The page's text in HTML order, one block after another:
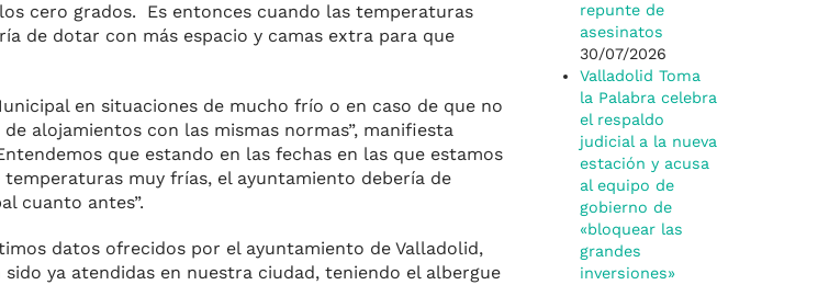
cero grados. Es entonces cuando las temperaturas
de dotar con más espacio y camas extra para que
en situaciones de mucho frío o en caso de que no
alojamientos con las mismas normas”, manifiesta
que estando en las fechas en las que estamos
muy frías, el ayuntamiento debería de
cuanto antes”.
datos ofrecidos por el ayuntamiento de Valladolid,
ya atendidas en nuestra ciudad, teniendo el albergue
repunte de
asesinatos
30/07/2026
Valladolid Toma
la Palabra celebra
el respaldo
judicial a la nueva
estación y acusa
al equipo de
gobierno de
«bloquear las
grandes
inversiones»